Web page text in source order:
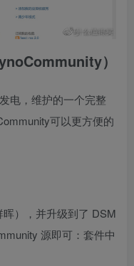
）
电，维护的一个完整
可以更方便的
），并升级到了 DSM
源即可：套件中